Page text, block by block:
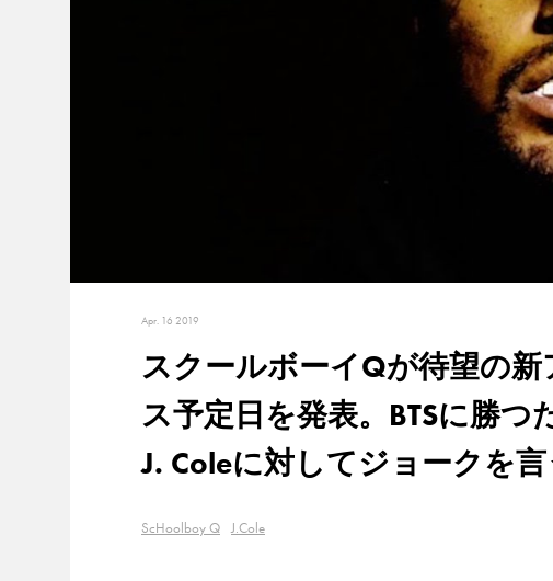
Apr. 16 2019
スクールボーイQが待望の
ス予定日を発表。BTSに勝
J. Coleに対してジョークを言
ScHoolboy Q J.Cole